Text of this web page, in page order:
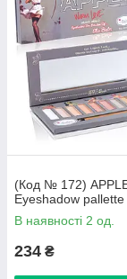
(Код № 172)
Eyeshadow
В наявності 2 од.
234 ₴